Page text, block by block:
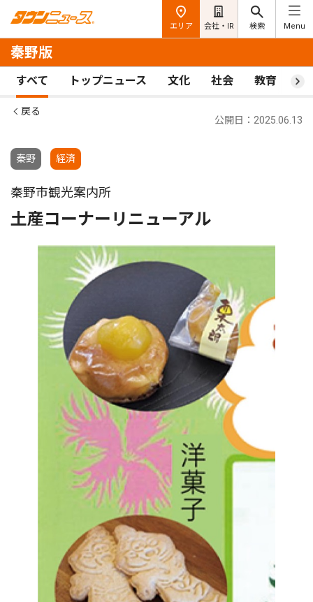
エリア 会社・IR 検索 Menu
秦野版
すべて トップニュース 文化 社会 教育 ス
戻る
秦野 経済
公開日：2025.06.13
秦野市観光案内所
土産コーナーリニューアル